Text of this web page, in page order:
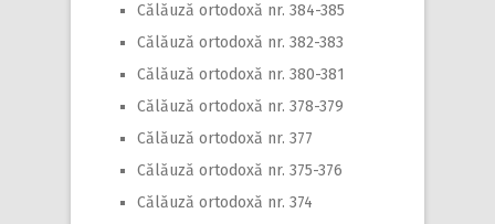
Călăuză ortodoxă nr. 384-385
Călăuză ortodoxă nr. 382-383
Călăuză ortodoxă nr. 380-381
Călăuză ortodoxă nr. 378-379
Călăuză ortodoxă nr. 377
Călăuză ortodoxă nr. 375-376
Călăuză ortodoxă nr. 374